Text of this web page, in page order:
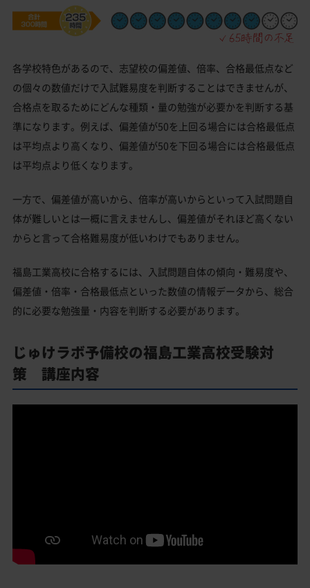
各学校特色があるので、志望校の偏差値、倍率、合格最低点など
の個々の数値だけで入試難易度を判断することはできませんが、
合格点を取るためにどんな種類・量の勉強が必要かを判断する基
準になります。例えば、偏差値が50を上回る場合には合格最低点
は平均点より高くなり、偏差値が50を下回る場合には合格最低点
は平均点より低くなります。
一方で、偏差値が高いから、倍率が高いからといって入試問題自
体が難しいとは一概に言えませんし、偏差値がそれほど高くない
からと言って合格難易度が低いわけでもありません。
福島工業高校に合格するには、入試問題自体の傾向・難易度や、
偏差値・倍率・合格最低点といった数値の情報データから、総合
的に必要な勉強量・内容を判断する必要があります。
じゅけラボ予備校の福島工業高校受験対
策 講座内容